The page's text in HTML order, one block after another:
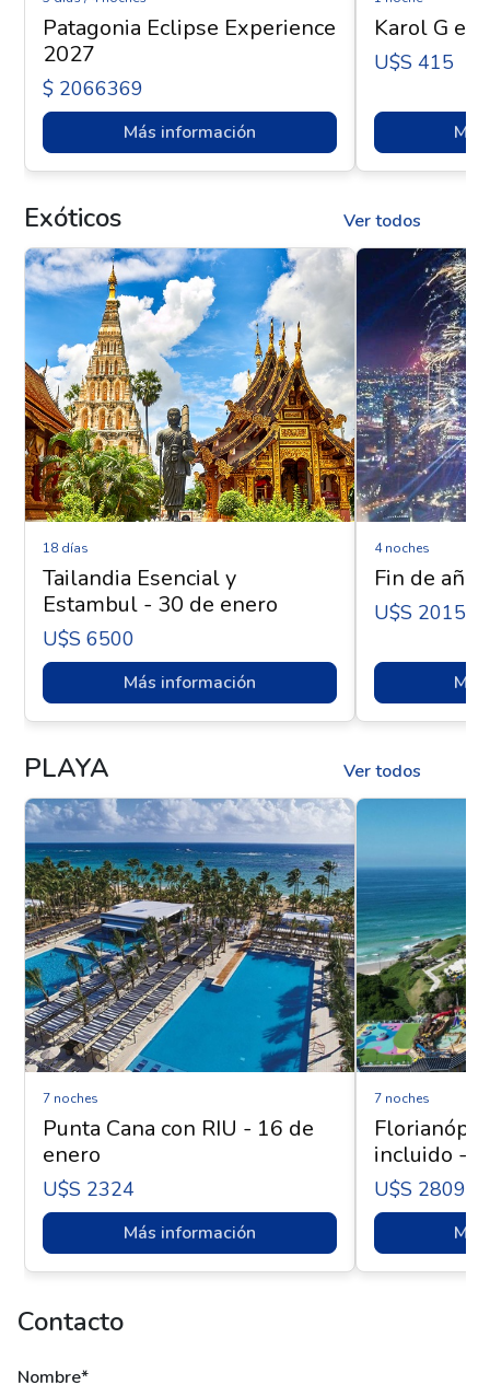
Patagonia Eclipse Experience
2027
$ 2066369
Más información
Karol G
U$s 415
Exóticos Ver todos
18 días
Tailandia Esencial y
Estambul - 30 de enero
U$s 6500
Más información
4 noches
Fin de año
U$s 2015
PLAYA Ver todos
7 noches
Punta Cana con RIU - 16 de
enero
U$s 2324
Más información
7 noches
incluido -
U$s 2809
Contacto
Nombre*